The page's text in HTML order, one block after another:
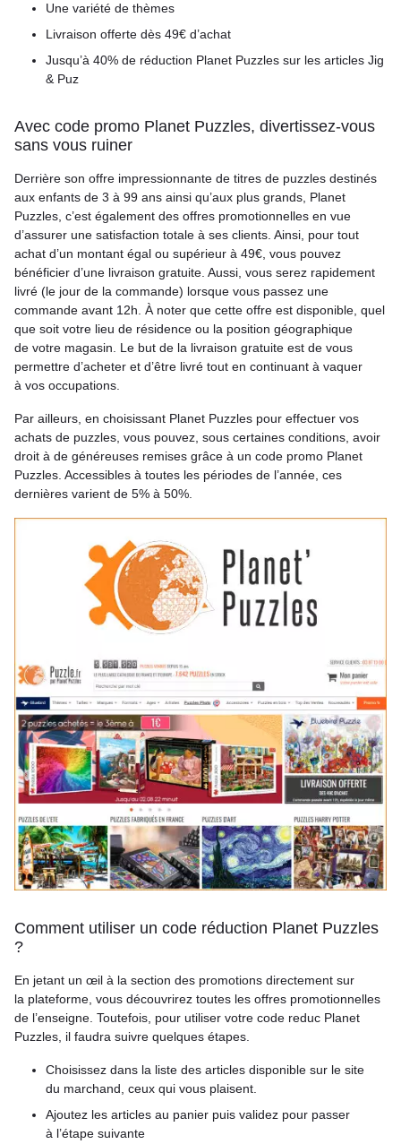
Une variété de thèmes
Livraison offerte dès 49€ d’achat
Jusqu’à 40% de réduction Planet Puzzles sur les articles Jig
& Puz
Avec code promo Planet Puzzles, divertissez-vous
sans vous ruiner
Derrière son offre impressionnante de titres de puzzles destinés
aux enfants de 3 à 99 ans ainsi qu’aux plus grands, Planet
Puzzles, c’est également des offres promotionnelles en vue
d’assurer une satisfaction totale à ses clients. Ainsi, pour tout
achat d’un montant égal ou supérieur à 49€, vous pouvez
bénéficier d’une livraison gratuite. Aussi, vous serez rapidement
livré (le jour de la commande) lorsque vous passez une
commande avant 12h. À noter que cette offre est disponible, quel
que soit votre lieu de résidence ou la position géographique
de votre magasin. Le but de la livraison gratuite est de vous
permettre d’acheter et d’être livré tout en continuant à vaquer
à vos occupations.
Par ailleurs, en choisissant Planet Puzzles pour effectuer vos
achats de puzzles, vous pouvez, sous certaines conditions, avoir
droit à de généreuses remises grâce à un code promo Planet
Puzzles. Accessibles à toutes les périodes de l’année, ces
dernières varient de 5% à 50%.
Comment utiliser un code réduction Planet Puzzles
?
En jetant un œil à la section des promotions directement sur
la plateforme, vous découvrirez toutes les offres promotionnelles
de l’enseigne. Toutefois, pour utiliser votre code reduc Planet
Puzzles, il faudra suivre quelques étapes.
Choisissez dans la liste des articles disponible sur le site
du marchand, ceux qui vous plaisent.
Ajoutez les articles au panier puis validez pour passer
à l’étape suivante